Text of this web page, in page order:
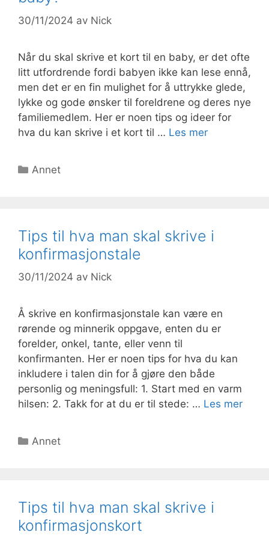
30/11/2024 av Nick
Når du skal skrive et kort til en baby, er det ofte
litt utfordrende fordi babyen ikke kan lese ennå,
men det er en fin mulighet for å uttrykke glede,
lykke og gode ønsker til foreldrene og deres nye
familiemedlem. Her er noen tips og ideer for
hva du kan skrive i et kort til … Les mer
Kategorier
Annet
Tips til hva man skal skrive i
konfirmasjonstale
30/11/2024 av Nick
Å skrive en konfirmasjonstale kan være en
rørende og minnerik oppgave, enten du er
forelder, onkel, tante, eller venn til
konfirmanten. Her er noen tips for hva du kan
inkludere i talen din for å gjøre den både
personlig og meningsfull: 1. Start med en varm
hilsen: 2. Takk for at du er til stede: … Les mer
Kategorier
Annet
Tips til hva man skal skrive i
konfirmasjonskort